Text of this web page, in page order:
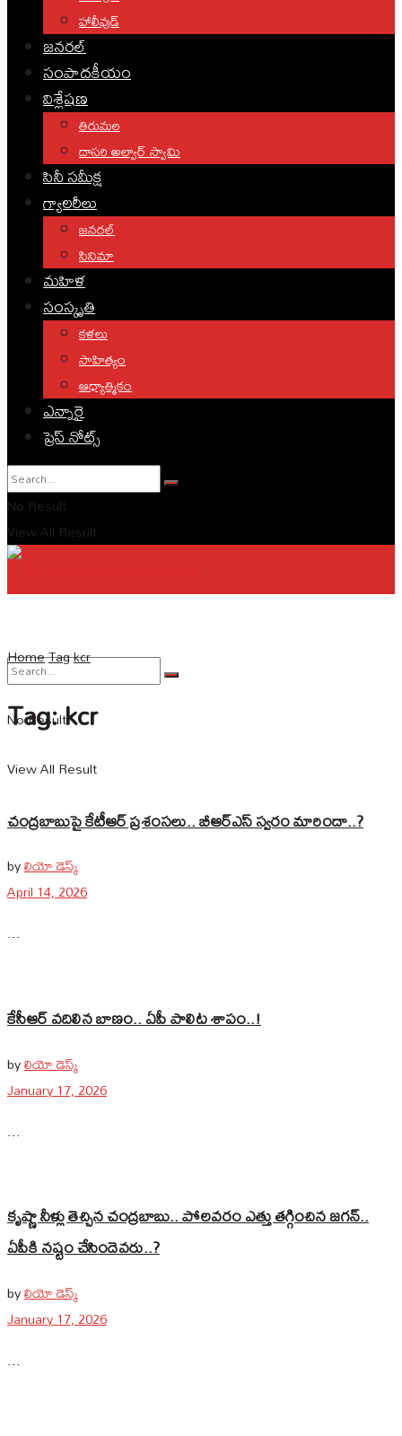
హాలీవుడ్
జనరల్
సంపాదకీయం
విశ్లేషణ
తిరుమల
దాసరి అల్వార్ స్వామి
సినీ సమీక్ష
గ్యాలరీలు
జనరల్
సినిమా
మహిళ
సంస్కృతి
కళలు
సాహిత్యం
ఆధ్యాత్మికం
ఎన్నారై
ప్రెస్ నోట్స్
No Result
View All Result
No Result
View All Result
HomeTagkcr
Tag:kcr
చంద్రబాబుపై కేటీఆర్‌ ప్రశంసలు.. బీఆర్‌ఎస్‌ స్వరం మారిందా..?
byలియో డెస్క్
April 14, 2026
...
కేసీఆర్‌ వదిలిన బాణం.. ఏపీ పాలిట శాపం..!
byలియో డెస్క్
January 17, 2026
...
కృష్ణా నీళ్లు తెచ్చిన చంద్రబాబు.. పోలవరం ఎత్తు తగ్గించిన జగన్‌..
ఏపీకి నష్టం చేసిందెవరు..?
byలియో డెస్క్
January 17, 2026
...